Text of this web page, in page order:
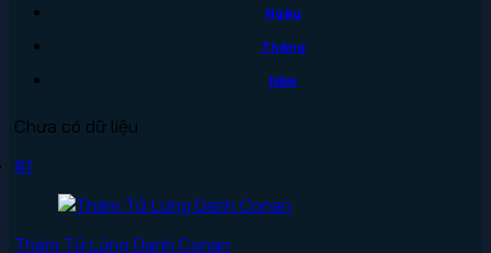
Ngày
Tháng
Năm
Chưa có dữ liệu
#1
Thám Tử Lừng Danh Conan